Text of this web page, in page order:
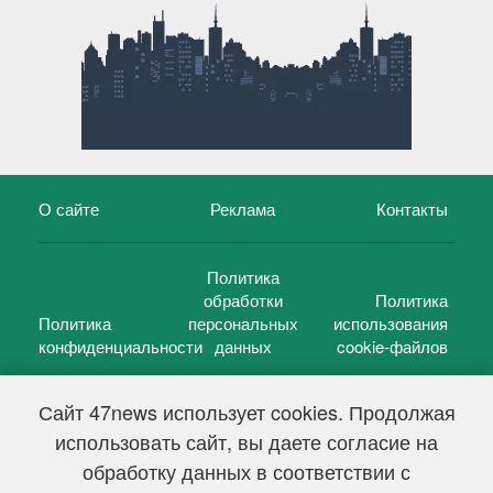
Сайт 47news использует cookies. Продолжая
использовать сайт, вы даете согласие на
обработку данных в соответствии с
О сайте Реклама Контакты
Политика
конфиденциальности
Политика
обработки
персональных
данных
Политика
использования
cookie-файлов
47 новостей (47 news)2005 — 2026 г.
Свидетельство о регистрации СМИ Эл № ФС 77-39848, выдано